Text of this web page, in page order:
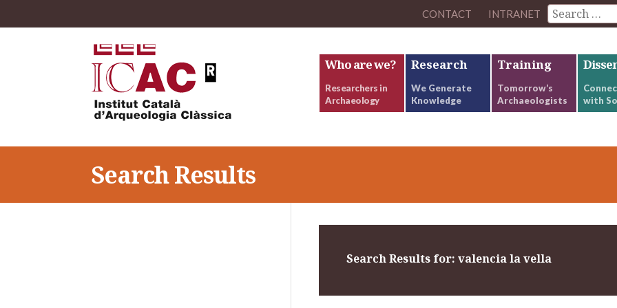
CONTACT INTRANET
Who are we?
Researchers in
Archaeology
Research
We Generate
Knowledge
Training
Tomorrow’s
Archaeologists
with
Search Results
Search Results for: valencia la vella